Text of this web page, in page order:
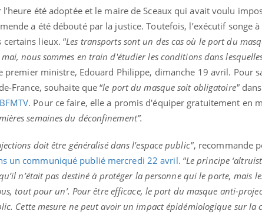
été adoptée et le maire de Sceaux qui avait voulu
a été débouté par la justice. Toutefois, l’exécutif songe
lieux. “Les transports sont un des cas où le port du
nous sommes en train d'étudier les conditions dans
premier ministre, Edouard Philippe, dimanche 19 avril. Pour
France, souhaite que “le port du masque soit obligatoire"
BFMTV. Pour ce faire, elle a promis d'équiper gratuitement en
semaines du déconfinement”.
doit être généralisé dans l'espace public", recommande
un communiqué publié mercredi 22 avril. “Le principe
n’était pas destiné à protéger la personne qui le porte, mais
tout pour un’. Pour être efficace, le port du masque anti-
Cette mesure ne peut avoir un impact épidémiologique sur